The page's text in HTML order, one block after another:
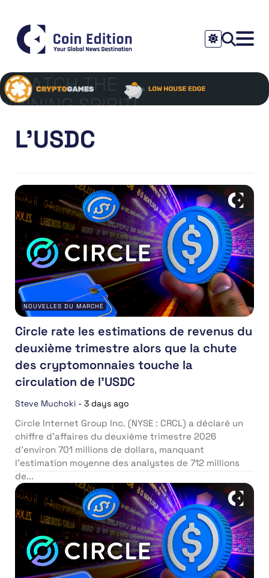
L’USDC
NOUVELLES DU MARCHÉ
Circle rate les estimations de revenus du
deuxième trimestre alors que la chute
des cryptomonnaies touche la
circulation de l’USDC
Steve Muchoki - 3 days ago
Circle Internet Group Inc. (NYSE : CRCL) a déclaré un
chiffre d’affaires du deuxième trimestre 2026
d’environ 701 millions de dollars, manquant
l’estimation moyenne des analystes de 712 millions
de...